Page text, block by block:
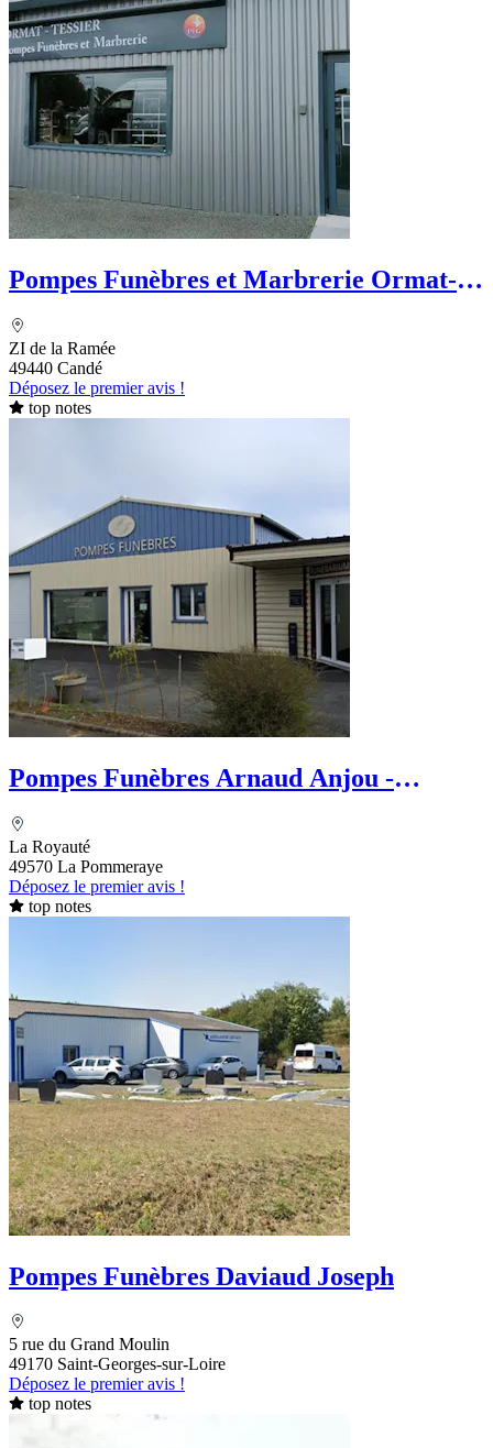
Pompes Funèbres et Marbrerie Ormat-
ZI de la Ramée
49440 Candé
Déposez le premier avis !
top notes
Pompes Funèbres Arnaud Anjou -
La Royauté
49570 La Pommeraye
Déposez le premier avis !
top notes
Pompes Funèbres Daviaud Joseph
5 rue du Grand Moulin
49170 Saint-Georges-sur-Loire
Déposez le premier avis !
top notes